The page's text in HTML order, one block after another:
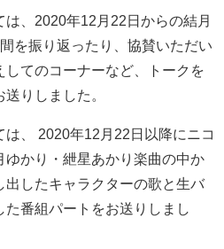
は、2020年12月22日からの結月
を振り返ったり、協賛いただい
してのコーナーなど、トークを
りしました。
、 2020年12月22日以降にニコ
ゆかり・紲星あかり楽曲の中か
出したキャラクターの歌と生バ
番組パートをお送りしまし